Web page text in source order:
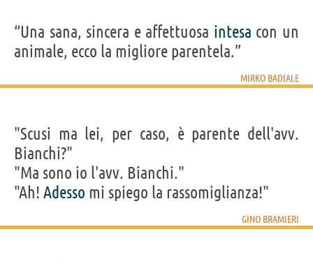
“Una sana, sincera e affettuosa intesa con un
animale, ecco la migliore parentela.”
MIRKO BADIALE
"Scusi ma lei, per caso, è parente dell'avv.
Bianchi?"
"Ma sono io l'avv. Bianchi."
"Ah! Adesso mi spiego la rassomiglianza!"
GINO BRAMIERI